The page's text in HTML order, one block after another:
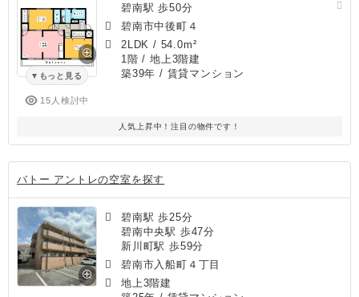
もっと見る
15人検討中
碧南駅 歩50分
碧南市中後町４
2LDK / 54.0m²
1階 / 地上3階建
築39年 / 賃貸マンション
人気上昇中！注目の物件です！
バトー アントレの空室を探す
碧南駅 歩25分
碧南中央駅 歩47分
新川町駅 歩59分
碧南市入船町４丁目
地上3階建